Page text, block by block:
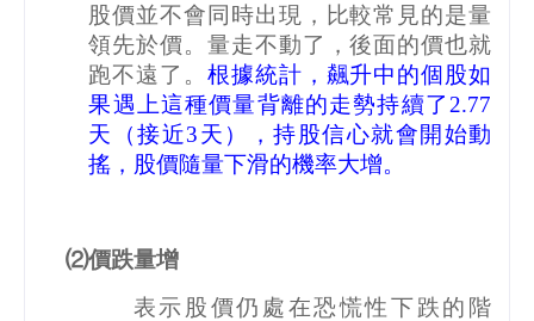
股價並不會同時出現，比較常見的是量
領先於價。量走不動了，後面的價也就
跑不遠了。 根據統計，飆升中的個股如
果遇上這種價量背離的走勢持續了 2.77
天（接近3天），持股信心就會開始動
搖，股價隨量下滑的機率大增。
⑵價跌量增
表示股價仍處在恐慌性下跌的階